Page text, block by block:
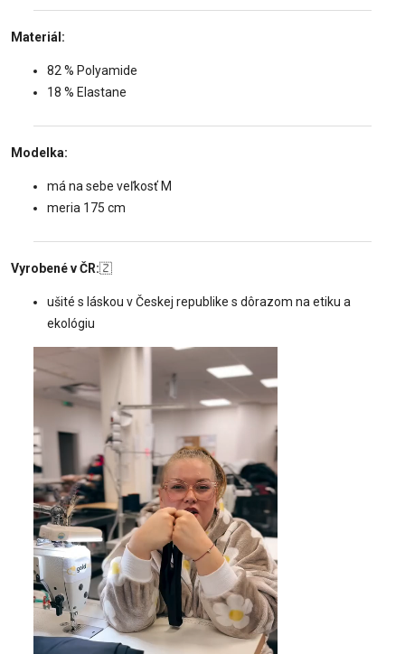
Materiál:
82 % Polyamide
18 % Elastane
Modelka:
má na sebe veľkosť M
meria 175 cm
Vyrobené v ČR:🇿
ušité s láskou v Českej republike s dôrazom na etiku a
ekológiu